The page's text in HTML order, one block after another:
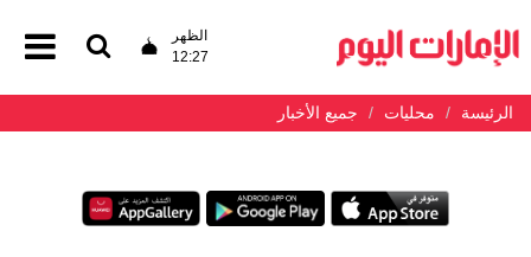
الظهر
12:27
الرئيسة محليات جميع الأخبار